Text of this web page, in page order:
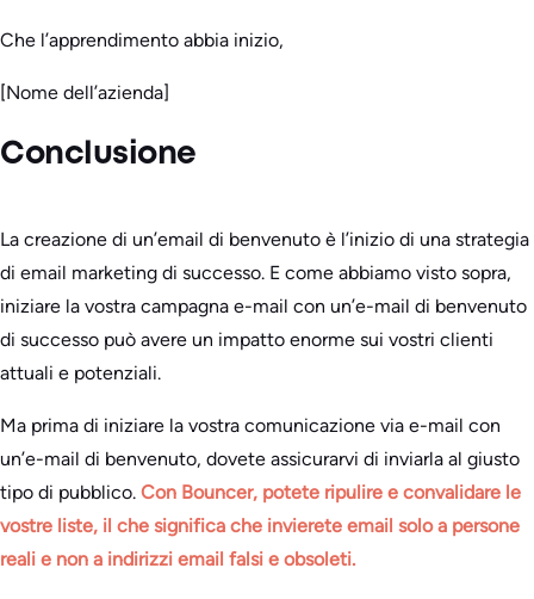
Che l’apprendimento abbia inizio,
[Nome dell’azienda]
Conclusione
La creazione di un’email di benvenuto è l’inizio di una strategia
di email marketing di successo. E come abbiamo visto sopra,
iniziare la vostra campagna e-mail con un’e-mail di benvenuto
di successo può avere un impatto enorme sui vostri clienti
attuali e potenziali.
Ma prima di iniziare la vostra comunicazione via e-mail con
un’e-mail di benvenuto, dovete assicurarvi di inviarla al giusto
tipo di pubblico. Con Bouncer, potete ripulire e convalidare le
vostre liste, il che significa che invierete email solo a persone
reali e non a indirizzi email falsi e obsoleti.